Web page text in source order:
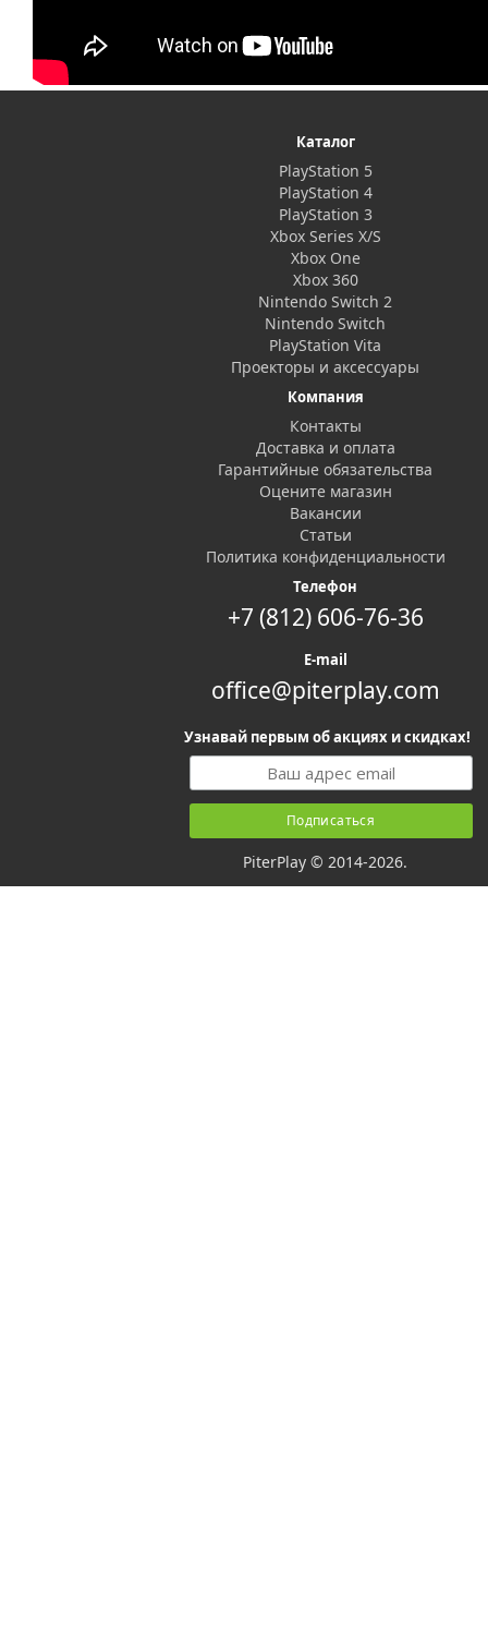
Каталог
PlayStation 5
PlayStation 4
PlayStation 3
Xbox Series X/S
Xbox One
Xbox 360
Nintendo Switch 2
Nintendo Switch
PlayStation Vita
Проекторы и аксессуары
Компания
Контакты
Доставка и оплата
Гарантийные обязательства
Оцените магазин
Вакансии
Статьи
Политика конфиденциальности
Телефон
+7 (812) 606-76-36
E-mail
office@piterplay.com
Узнавай первым об акциях и скидках!
PiterPlay © 2014-2026.